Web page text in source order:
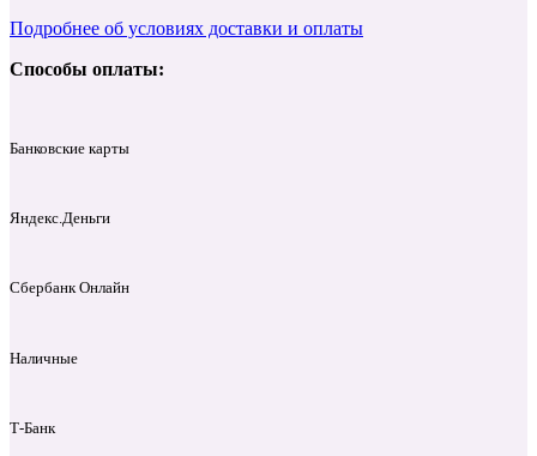
Подробнее об условиях доставки и оплаты
Способы оплаты:
Банковские карты
Яндекс.Деньги
Сбербанк Онлайн
Наличные
Т‑Банк